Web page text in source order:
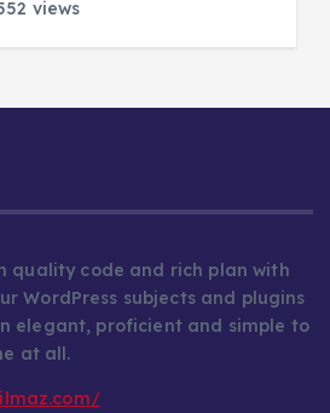
views
quality code and rich plan with
WordPress subjects and plugins
elegant, proficient and simple to
at all.